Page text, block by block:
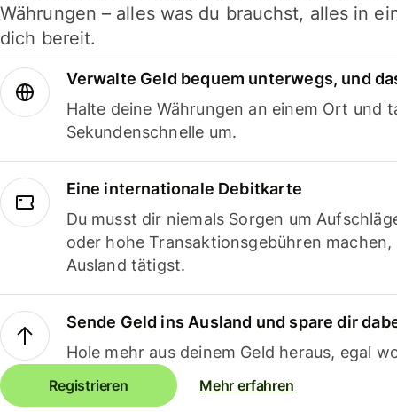
Währungen – alles was du brauchst, alles in
dich bereit.
Verwalte Geld bequem unterwegs, und
Halte deine Währungen an einem Ort und
Sekundenschnelle um.
Eine internationale Debitkarte
Du musst dir niemals Sorgen um
oder hohe Transaktionsgebühren
Ausland tätigst.
Sende Geld ins Ausland und spare dir
Hole mehr aus deinem Geld heraus, egal
Registrieren Mehr erfahren